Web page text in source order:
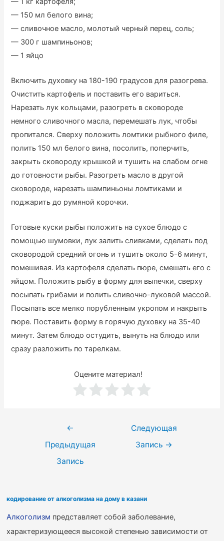
— 150 мл белого вина;
— сливочное масло, молотый черный перец, соль;
— 300 г шампиньонов;
— 1 яйцо
Включить духовку на 180-190 градусов для разогрева.
Очистить картофель и поставить его вариться.
Нарезать лук кольцами, разогреть в сковороде
немного сливочного масла, перемешать лук, чтобы
пропитался. Сверху положить ломтики рыбного филе,
полить 150 мл белого вина, посолить, поперчить,
закрыть сковороду крышкой и тушить на слабом огне
до готовности рыбы. Разогреть масло в другой
сковороде, нарезать шампиньоны ломтиками и
поджарить до румяной корочки.
Готовые куски рыбы положить на сухое блюдо с
помощью шумовки, лук залить сливками, сделать под
сковородой средний огонь и тушить около 5-6 минут,
помешивая. Из картофеля сделать пюре, смешать его с
яйцом. Положить рыбу в форму для выпечки, сверху
посыпать грибами и полить сливочно-луковой массой.
Посыпать все мелко порубленным укропом и накрыть
пюре. Поставить форму в горячую духовку на 35-40
минут. Затем блюдо остудить, вынуть на блюдо или
сразу разложить по тарелкам.
Оцените материал!
Навигация
записям
←
Предыдущая
Запись
Следующая
Запись →
кодирование от алкоголизма на дому в казани
Алкоголизм представляет собой заболевание,
характеризующееся высокой степенью зависимости от